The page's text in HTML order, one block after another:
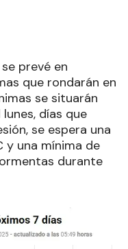
prevé en
que rondarán en
se situarán
días que
se espera una
y una mínima de
durante